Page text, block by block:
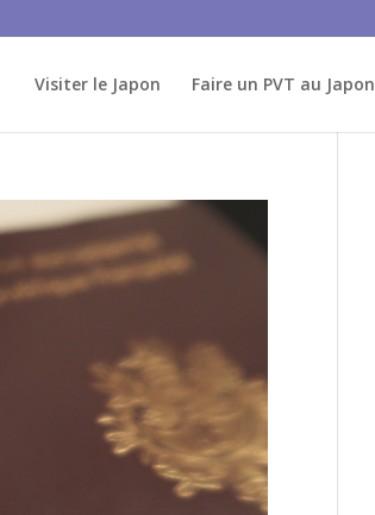
Visiter le Japon Faire un PVT au Japon